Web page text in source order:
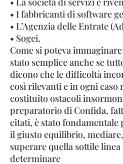
• I fabbricanti di software
• L’Agenzia delle Entrate
• Sogei,
Come si poteva
stato semplice anche se
dicono che le difficoltà
così rilevanti e in ogni caso
costituito ostacoli
preparatorio di Confida,
citati, è stato fondamentale
il giusto equilibrio,
superare quella sottile
determinare